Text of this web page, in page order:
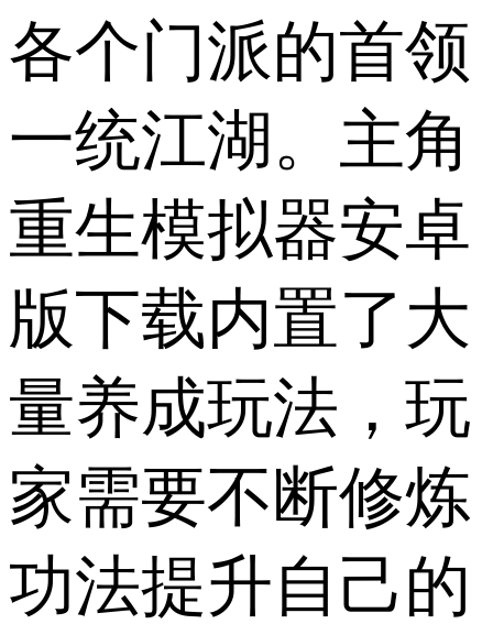
各个门派的首领
一统江湖。主角
重生模拟器安卓
版下载内置了大
量养成玩法，玩
家需要不断修炼
功法提升自己的